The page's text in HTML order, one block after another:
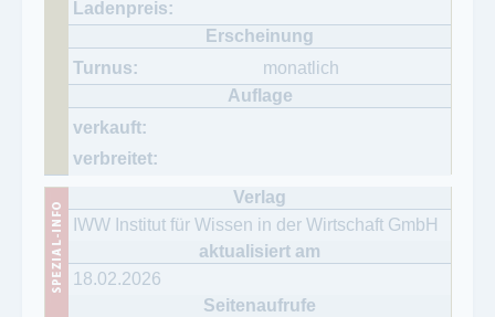
monatlich
IWW Institut für Wissen in der Wirtschaft GmbH
18.02.2026